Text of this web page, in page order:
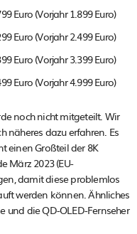
Euro (Vorjahr 1.899 Euro)
Euro (Vorjahr 2.499 Euro)
Euro (Vorjahr 3.399 Euro)
Euro (Vorjahr 4.999 Euro)
noch nicht mitgeteilt. Wir
näheres dazu erfahren. Es
einen Großteil der 8K
März 2023 (EU-
damit diese problemlos
werden können. Ähnliches
und die QD-OLED-Fernseher